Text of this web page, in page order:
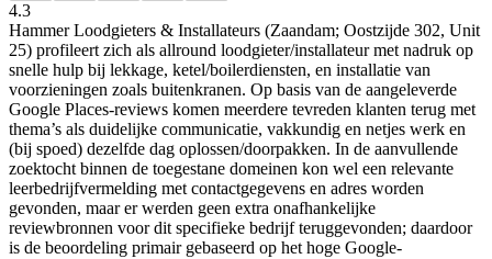
4.3
Hammer Loodgieters & Installateurs (Zaandam; Oostzijde 302, Unit
25) profileert zich als allround loodgieter/installateur met nadruk op
snelle hulp bij lekkage, ketel/boilerdiensten, en installatie van
voorzieningen zoals buitenkranen. Op basis van de aangeleverde
Google Places-reviews komen meerdere tevreden klanten terug met
thema’s als duidelijke communicatie, vakkundig en netjes werk en
(bij spoed) dezelfde dag oplossen/doorpakken. In de aanvullende
zoektocht binnen de toegestane domeinen kon wel een relevante
leerbedrijfvermelding met contactgegevens en adres worden
gevonden, maar er werden geen extra onafhankelijke
reviewbronnen voor dit specifieke bedrijf teruggevonden; daardoor
is de beoordeling primair gebaseerd op het hoge Google-